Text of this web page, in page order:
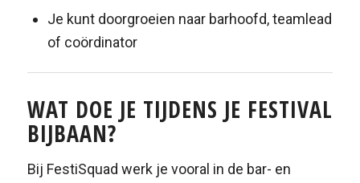
Je kunt doorgroeien naar barhoofd, teamlead
of coördinator
WAT DOE JE TIJDENS JE FESTIVAL
BIJBAAN?
Bij FestiSquad werk je vooral in de bar- en